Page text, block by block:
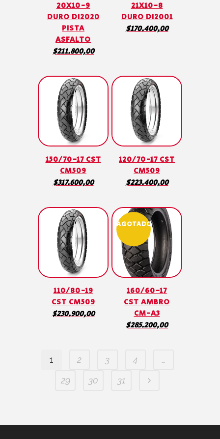
20X10-9
DURO DI2020
PISTA
ASFALTO
$211.800,00
21X10-8
DURO DI2001
$170.400,00
150/70-17 CST
CM509
$317.600,00
120/70-17 CST
CM509
$223.400,00
110/80-19
CST CM509
$230.900,00
AGOTADO
160/60-17
CST AMBRO
CM-A3
$285.200,00
1 2 3 4
…
29
30 31